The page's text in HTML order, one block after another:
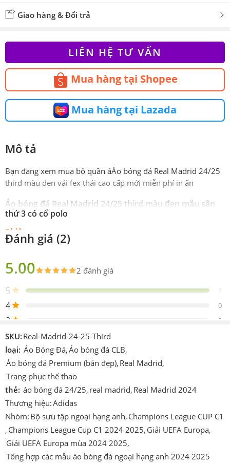
Giao hàng & Đổi trả
LIÊN HỆ TƯ VẤN
Mua hàng tại Shopee
Mua hàng tại Lazada
Mô tả
Bạn đang xem mua bộ quần áÁo bóng đá Real Madrid 24/25
third màu đen vải fex thái cao cấp mới miễn phí in ấn
Áo bóng đá Real Madrid 24/25 third màu đen mẫu sân
thứ 3 có cổ polo
Phiên
bản
Fex
Sản
phẩm
Gồm 1 áo 1 quần, co dãn 4 chiều, bảo vệ da,
thấm mồ hôi vừa phải, không nhăn, không nhàu,
Thiết
kế
Chi tiết
khác
In hoặc ép decan nhiệt cao tần.
Công
nghệ
Cmcn 4.0 dệt vi tính, ép nhiệt cao tần, nhuộm
sâu.
Size
S – M – L – XL – XXL
Màu
Trắng/Vàng/Đen
Thích
hợp
Làm áo thi đấu, áo đá banh, đá bóng, áo team, áo
đội,…
Đánh giá (2)
5.00 2 đánh giá
5 2
4 0
3 0
2
1
Viết 1 đánh giá
Showing 1 - 2 of 2 reviews
Sắp xếp theo
Mới nhất
Mới nhất
Lowest Rating
SKU: Real-Madrid-24-25-Third
loại: Áo Bóng Đá,Áo bóng đá CLB,
Áo bóng đá Premium (bản đẹp), Real Madrid,
Trang phục thể thao
thẻ: áo bóng đá 24/25, real madrid, Real Madrid 2024
Thương hiệu:Adidas
Nhóm: Bộ sưu tập ngoại hạng anh, Champions League CUP C1
, Champions League Cup C1 2024 2025, Giải UEFA Europa,
Giải UEFA Europa mùa 2024 2025,
Tổng hợp các mẫu áo bóng đá ngoại hạng anh 2024 2025